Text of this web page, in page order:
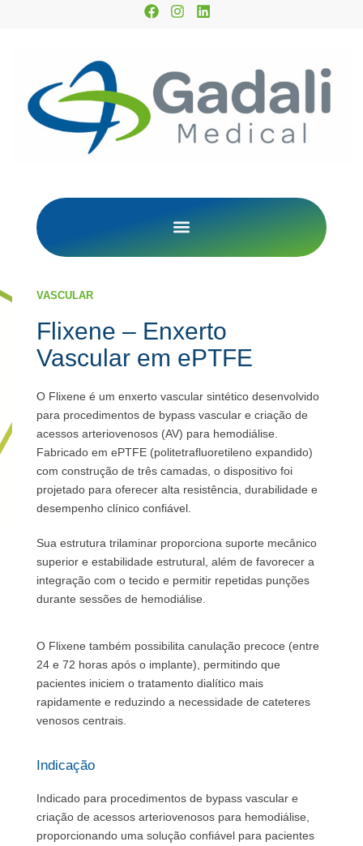
VASCULAR
Flixene – Enxerto
Vascular em ePTFE
O Flixene é um enxerto vascular sintético desenvolvido
para procedimentos de bypass vascular e criação de
acessos arteriovenosos (AV) para hemodiálise.
Fabricado em ePTFE (politetrafluoretileno expandido)
com construção de três camadas, o dispositivo foi
projetado para oferecer alta resistência, durabilidade e
desempenho clínico confiável.
Sua estrutura trilaminar proporciona suporte mecânico
superior e estabilidade estrutural, além de favorecer a
integração com o tecido e permitir repetidas punções
durante sessões de hemodiálise.
O Flixene também possibilita canulação precoce (entre
24 e 72 horas após o implante), permitindo que
pacientes iniciem o tratamento dialítico mais
rapidamente e reduzindo a necessidade de cateteres
venosos centrais.
Indicação
Indicado para procedimentos de bypass vascular e
criação de acessos arteriovenosos para hemodiálise,
proporcionando uma solução confiável para pacientes